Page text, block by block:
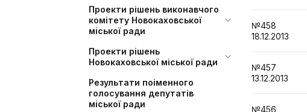
Проекти рішень виконавчого
комітету Новокаховської
міської ради
Проекти рішень
Новокаховської міської ради
Результати поіменного
голосування депутатів
міської ради
№458
18.12.2013
№457
13.12.2013
№456